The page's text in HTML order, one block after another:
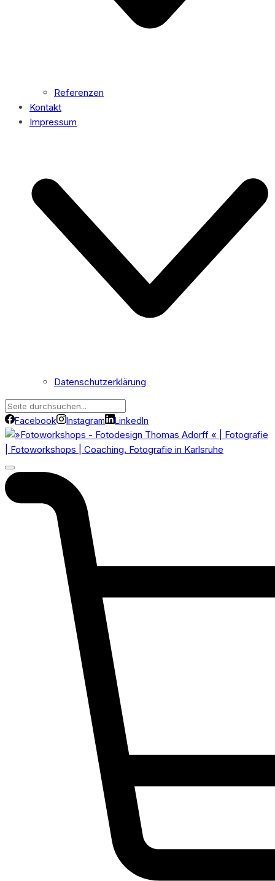
Referenzen
Kontakt
Impressum
Datenschutzerklärung
Facebook Instagram LinkedIn